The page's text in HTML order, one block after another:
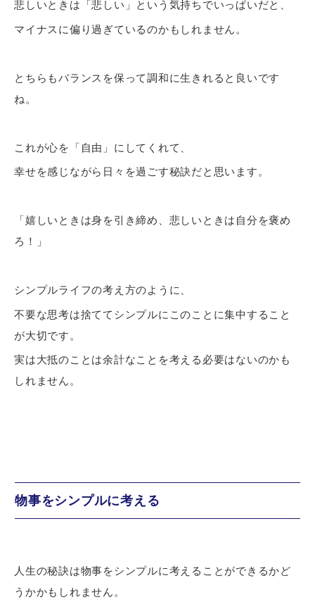
悲しいときは「悲しい」という気持ちでいっぱいだと、
マイナスに偏り過ぎているのかもしれません。
とちらもバランスを保って調和に生きれると良いです
ね。
これが心を「自由」にしてくれて、
幸せを感じながら日々を過ごす秘訣だと思います。
「嬉しいときは身を引き締め、悲しいときは自分を褒め
ろ！」
シンプルライフの考え方のように、
不要な思考は捨ててシンプルにこのことに集中すること
が大切です。
実は大抵のことは余計なことを考える必要はないのかも
しれません。
物事をシンプルに考える
人生の秘訣は物事をシンプルに考えることができるかど
うかかもしれません。